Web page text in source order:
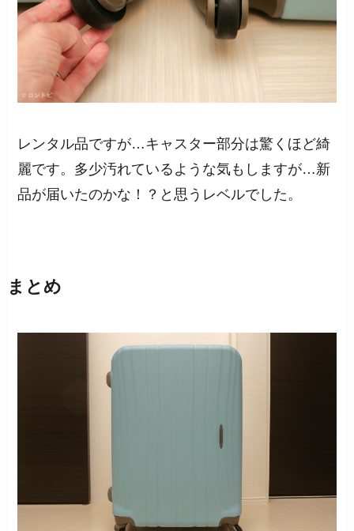
レンタル品ですが…キャスター部分は驚くほど綺
麗です。多少汚れているような気もしますが…新
品が届いたのかな！？と思うレベルでした。
まとめ